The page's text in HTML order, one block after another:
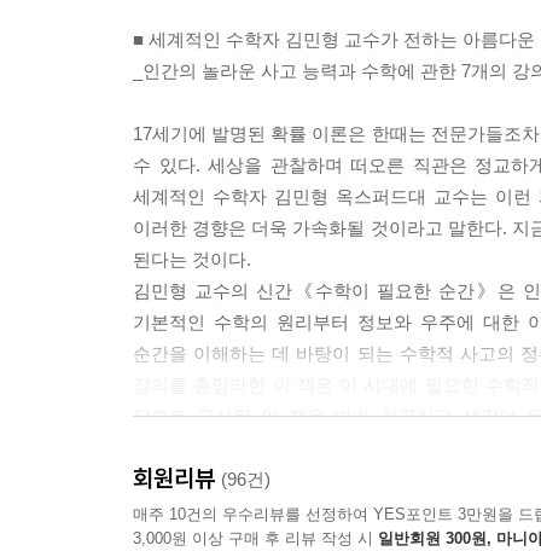
■ 세계적인 수학자 김민형 교수가 전하는 아름다운
_인간의 놀라운 사고 능력과 수학에 관한 7개의 강
17세기에 발명된 확률 이론은 한때는 전문가들조
수 있다. 세상을 관찰하며 떠오른 직관은 정교
세계적인 수학자 김민형 옥스퍼드대 교수는 이
이러한 경향은 더욱 가속화될 것이라고 말한다.
된다는 것이다.
김민형 교수의 신간《수학이 필요한 순간》은
기본적인 수학의 원리부터 정보와 우주에 대한
순간을 이해하는 데 바탕이 되는 수학적 사고의
답으로 구성된 이 책을 따라 차근차근 생각의
개념들까지도 상식적인 언어만으로 쓰여 있어 누
회원리뷰 (96건)
매주 10건의 우수리뷰를 선정하여 YES포인트 3만원을 드
3,000원 이상 구매 후 리뷰 작성 시 일반회원 300원, 마니